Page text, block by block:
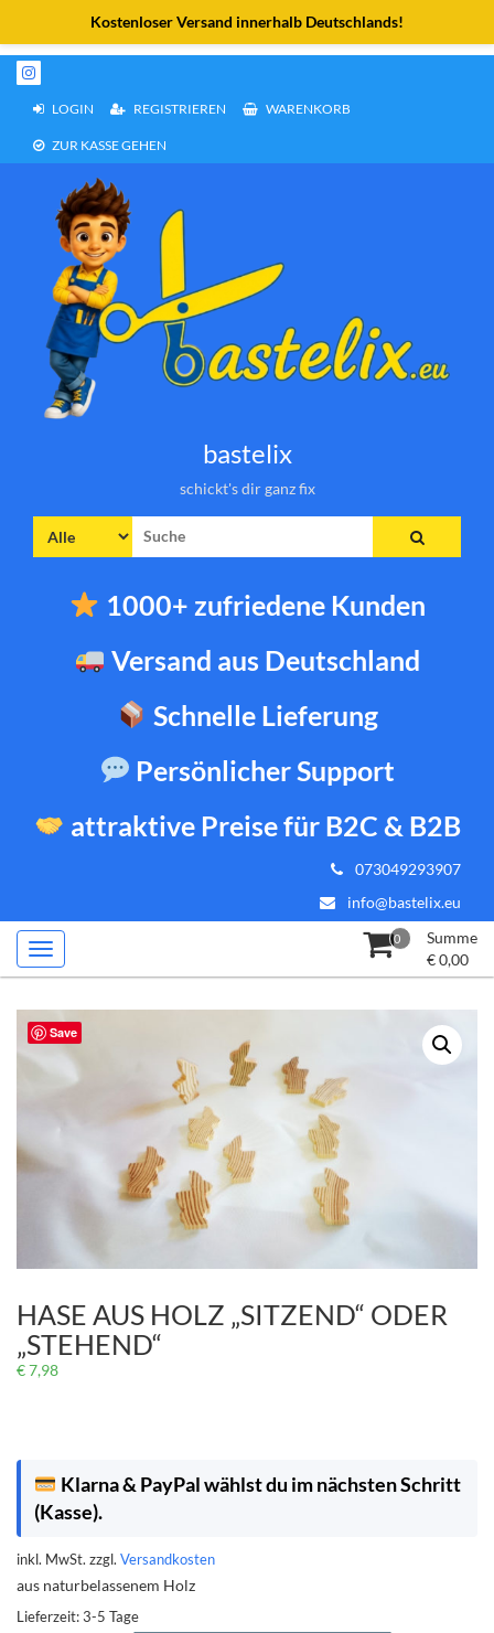
Weiter
zum
Inhalt
LOGIN REGISTRIEREN WARENKORB
ZUR KASSE GEHEN
bastelix
schickt's dir ganz fix
nach:
1000+ zufriedene Kunden
Versand aus Deutschland
Schnelle Lieferung
Persönlicher Support
attraktive Preise für B2C & B2B
073049293907
info@bastelix.eu
0
Summe
€0,00
Save
HASE AUS HOLZ „SITZEND“ ODER
„STEHEND“
€7,98
Klarna & PayPal wählst du im nächsten Schritt
(Kasse).
inkl. MwSt. zzgl. Versandkosten
aus naturbelassenem Holz
Lieferzeit: 3-5 Tage